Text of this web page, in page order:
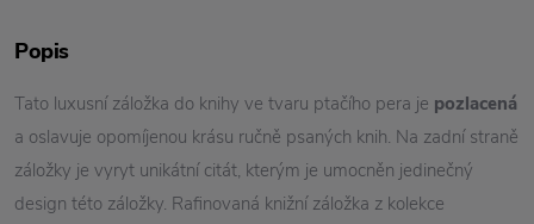
Popis
Tato luxusní záložka do knihy ve tvaru ptačího pera je pozlacená
a oslavuje opomíjenou krásu ručně psaných knih. Na zadní straně
záložky je vyryt unikátní citát, kterým je umocněn jedinečný
design této záložky. Rafinovaná knižní záložka z kolekce